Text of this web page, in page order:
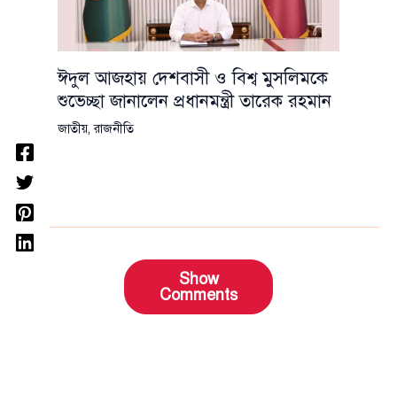
ঈদুল আজহায় দেশবাসী ও বিশ্ব মুসলিমকে
শুভেচ্ছা জানালেন প্রধানমন্ত্রী তারেক রহমান
জাতীয়,রাজনীতি
Show
Comments